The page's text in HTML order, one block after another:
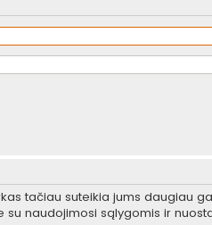
tačiau suteikia jums daugiau
naudojimosi sąlygomis ir